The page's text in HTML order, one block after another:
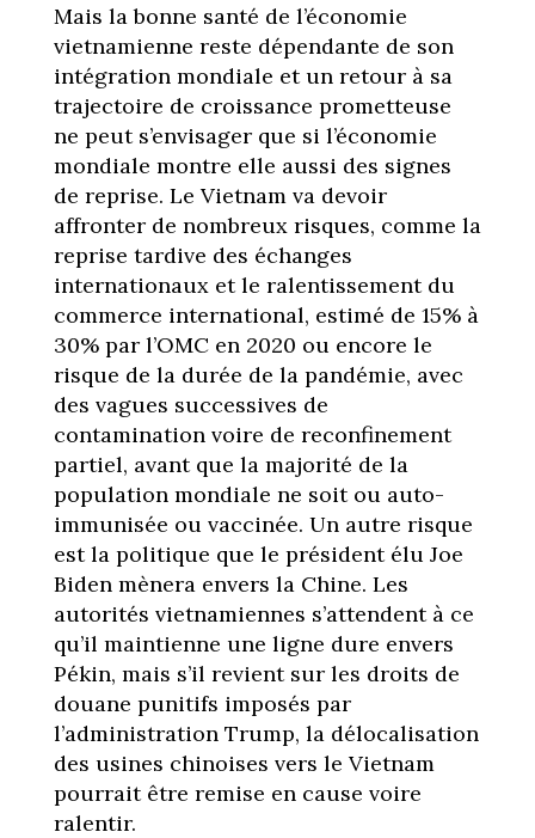
Mais la bonne santé de l’économie
vietnamienne reste dépendante de son
intégration mondiale et un retour à sa
trajectoire de croissance prometteuse
ne peut s’envisager que si l’économie
mondiale montre elle aussi des signes
de reprise. Le Vietnam va devoir
affronter de nombreux risques, comme la
reprise tardive des échanges
internationaux et le ralentissement du
commerce international, estimé de 15% à
30% par l’OMC en 2020 ou encore le
risque de la durée de la pandémie, avec
des vagues successives de
contamination voire de reconfinement
partiel, avant que la majorité de la
population mondiale ne soit ou auto-
immunisée ou vaccinée. Un autre risque
est la politique que le président élu Joe
Biden mènera envers la Chine. Les
autorités vietnamiennes s’attendent à ce
qu’il maintienne une ligne dure envers
Pékin, mais s’il revient sur les droits de
douane punitifs imposés par
l’administration Trump, la délocalisation
des usines chinoises vers le Vietnam
pourrait être remise en cause voire
ralentir.